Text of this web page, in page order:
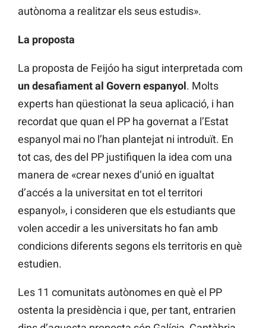
autònoma a realitzar els seus estudis».
La proposta
La proposta de Feijóo ha sigut interpretada com
un desafiament al Govern espanyol. Molts
experts han qüestionat la seua aplicació, i han
recordat que quan el PP ha governat a l’Estat
espanyol mai no l’han plantejat ni introduït. En
tot cas, des del PP justifiquen la idea com una
manera de «crear nexes d’unió en igualtat
d’accés a la universitat en tot el territori
espanyol», i consideren que els estudiants que
volen accedir a les universitats ho fan amb
condicions diferents segons els territoris en què
estudien.
Les 11 comunitats autònomes en què el PP
ostenta la presidència i que, per tant, entrarien